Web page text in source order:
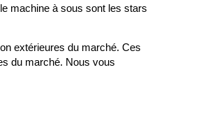
machine à sous sont les stars
extérieures du marché. Ces
du marché. Nous vous